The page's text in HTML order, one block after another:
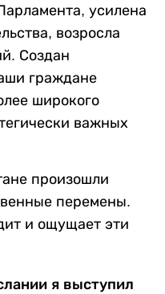
усилена
возросла
Создан
граждане
широкого
важных
произошли
перемены.
и ощущает эти
я выступил